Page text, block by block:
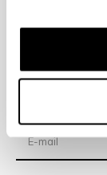
Verzending